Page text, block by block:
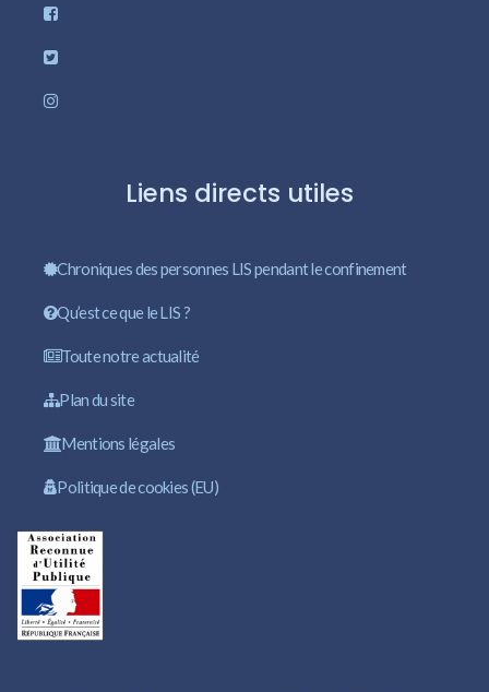
Liens directs utiles
Chroniques des personnes LIS pendant le confinement
Qu’est ce que le LIS ?
Toute notre actualité
Plan du site
Mentions légales
Politique de cookies (EU)